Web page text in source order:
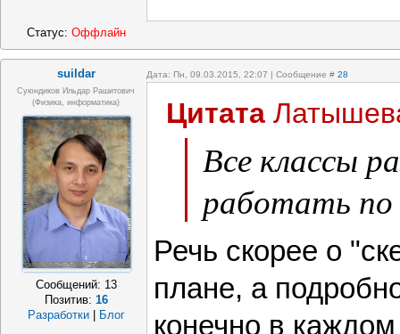
Статус: Оффлайн
suildar Дата: Пн, 09.03.2015, 22:07 | Сообщение # 28
Суюндиков Ильдар Рашитович
(физика, информатика)
Сообщений: 13
Позитив: 16
Разработки
Блог
Цитата
Все классы
работать по
Речь скорее о
плане, а
конечно в